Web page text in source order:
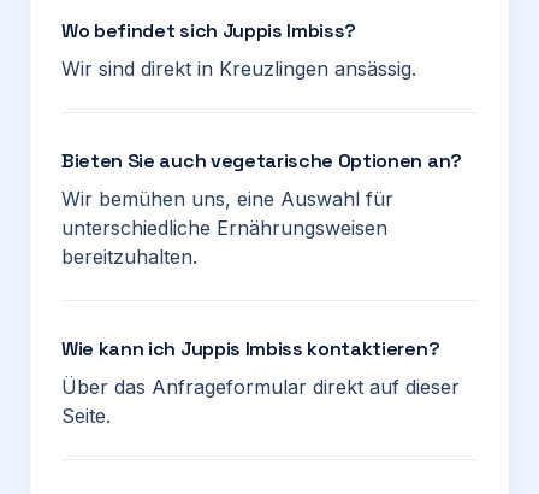
Wo befindet sich Juppis Imbiss?
Wir sind direkt in Kreuzlingen ansässig.
Bieten Sie auch vegetarische Optionen an?
Wir bemühen uns, eine Auswahl für
unterschiedliche Ernährungsweisen
bereitzuhalten.
Wie kann ich Juppis Imbiss kontaktieren?
Über das Anfrageformular direkt auf dieser
Seite.